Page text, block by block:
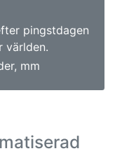
pingstdagen
världen.
mm